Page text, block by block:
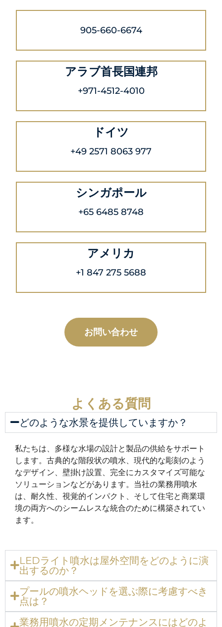
905-660-6674
アラブ首長国連邦
+971-4512-4010
ドイツ
+49 2571 8063 977
シンガポール
+65 6485 8748
アメリカ
+1 847 275 5688
お問い合わせ
よくある質問
どのような水景を提供していますか？
私たちは、多様な水場の設計と製品の供給をサポート
します。古典的な階段状の噴水、現代的な彫刻のよう
なデザイン、壁掛け設置、完全にカスタマイズ可能な
ソリューションなどがあります。当社の業務用噴水
は、耐久性、視覚的インパクト、そして住宅と商業環
境の両方へのシームレスな統合のために構築されてい
ます。
LEDライト噴水は屋外空間をどのように演
出するのか？
プールの噴水ヘッドを選ぶ際に考慮すべき
点は？
業務用噴水の定期メンテナンスにはどのよ